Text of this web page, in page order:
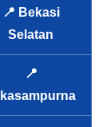
📍 Bekasi
Selatan
📍